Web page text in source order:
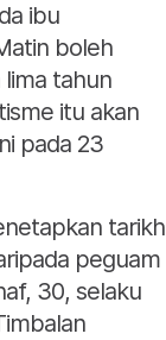
ibu
boleh
tahun
itu akan
pada 23
tarikh
peguam
30, selaku